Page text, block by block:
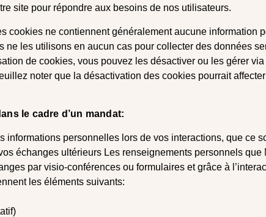
site pour répondre aux besoins de nos utilisateurs.
cookies ne contiennent généralement aucune information
ne les utilisons en aucun cas pour collecter des données
de cookies, vous pouvez les désactiver ou les gérer
noter que la désactivation des cookies pourrait
le cadre d’un mandat:
informations personnelles lors de vos interactions, que ce
échanges ultérieurs Les renseignements personnels
par visio-conférences ou formulaires et grâce à
les éléments suivants: